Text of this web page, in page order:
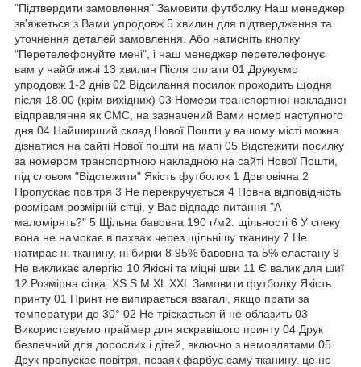
"Підтвердити замовлення" Замовити футболку Наш менеджер
зв'яжеться з Вами упродовж 5 хвилин для підтвердження та
уточнення деталей замовлення. Або натисніть кнопку
"Перетелефонуйте мені", і наш менеджер перетелефонує
вам у найближчі 13 хвилин Після оплати 01 Друкуємо
упродовж 1-2 днів 02 Відсилання посилок проходить щодня
після 18.00 (крім вихідних) 03 Номери транспортної накладної
відправляння як СМС, на зазначений Вами номер наступного
дня 04 Найширший склад Нової Пошти у вашому місті можна
дізнатися на сайті Нової пошти на мапі 05 Відстежити посилку
за номером транспортною накладною на сайті Нової Пошти,
під словом "Відстежити" Якість футболок 1 Довговічна 2
Пропускає повітря 3 Не перекручується 4 Повна відповідність
розмірам розмірній сітці, у Вас відпаде питання "А
маломірять?" 5 Щільна бавовна 190 г/м2. щільності 6 У спеку
вона не намокає в пахвах через щільнішу тканину 7 Не
натирає ні тканину, ні бирки 8 95% бавовна та 5% еластану 9
Не викликає алергію 10 Якісні та міцні шви 11 Є валик для шиї
12 Розмірна сітка: XS S M XL XXL Замовити футболку Якість
принту 01 Принт не випирається взагалі, якщо прати за
температури до 30° 02 Не тріскається й не облазить 03
Використовуємо праймер для яскравішого принту 04 Друк
безпечний для дорослих і дітей, включно з немовлятами 05
Друк пропускає повітря, позаяк фарбує саму тканину, це не